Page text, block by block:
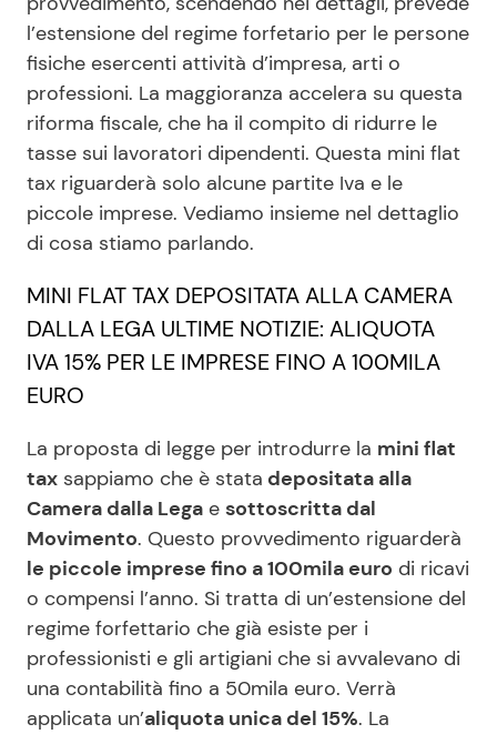
Salute
Viaggi e Turismo
Festività
Ricette Facili e Veloci
Ricette Feste
Ricette per Bambini
Seguici
Info
Chi siamo
Disclaimer e Privacy
Redazione
Contattaci
Pubblicità
Privacy Policy
l’estensione del regime forfetario per le persone
fisiche esercenti attività d’impresa, arti o
professioni. La maggioranza accelera su questa
riforma fiscale, che ha il compito di ridurre le
tasse sui lavoratori dipendenti. Questa mini flat
tax riguarderà solo alcune partite Iva e le
piccole imprese. Vediamo insieme nel dettaglio
di cosa stiamo parlando.
MINI FLAT TAX DEPOSITATA ALLA CAMERA
DALLA LEGA ULTIME NOTIZIE: ALIQUOTA
IVA 15% PER LE IMPRESE FINO A 100MILA
EURO
La proposta di legge per introdurre la mini flat
tax sappiamo che è stata depositata alla
Camera dalla Lega e sottoscritta dal
Movimento. Questo provvedimento riguarderà
le piccole imprese fino a 100mila euro di ricavi
o compensi l’anno. Si tratta di un’estensione del
regime forfettario che già esiste per i
professionisti e gli artigiani che si avvalevano di
una contabilità fino a 50mila euro. Verrà
applicata un’aliquota unica del 15%. La